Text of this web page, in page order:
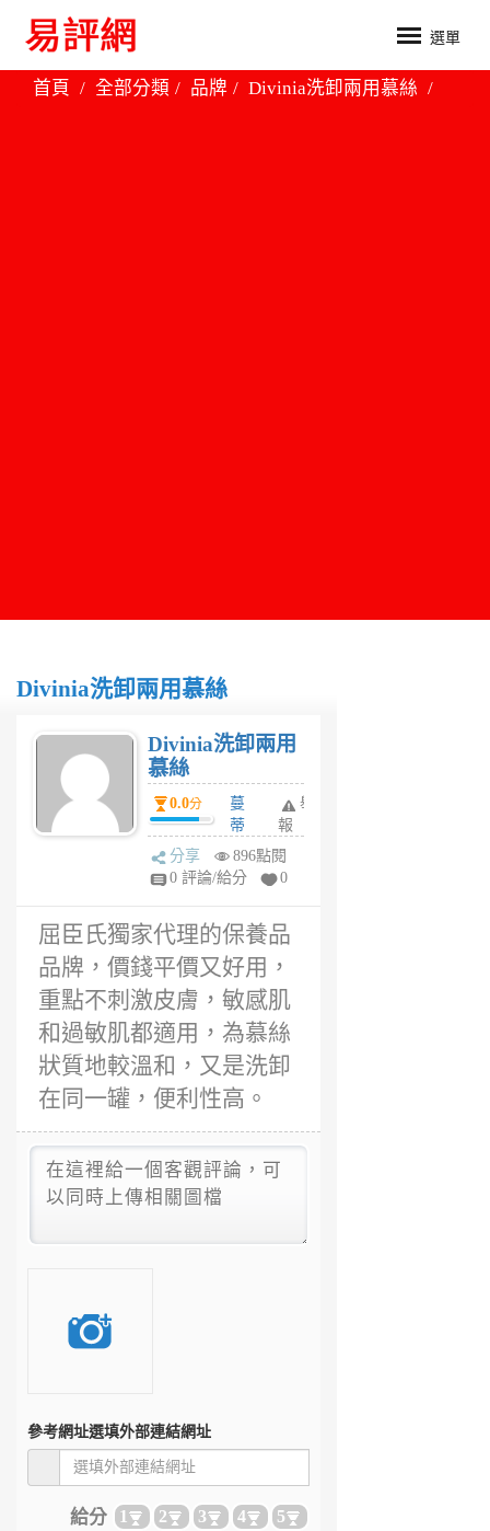
選單
首頁 全部分類 品牌 Divinia洗卸兩用慕絲
Divinia洗卸兩用慕絲
Divinia洗卸兩用
慕絲
0.0分
蔓
蒂
6
年
舉
報
分享
896點閱
0 評論/給分
0
屈臣氏獨家代理的保養品
品牌，價錢平價又好用，
重點不刺激皮膚，敏感肌
和過敏肌都適用，為慕絲
狀質地較溫和，又是洗卸
在同一罐，便利性高。
參考網址選填外部連結網址
給分 1 2 3 4 5